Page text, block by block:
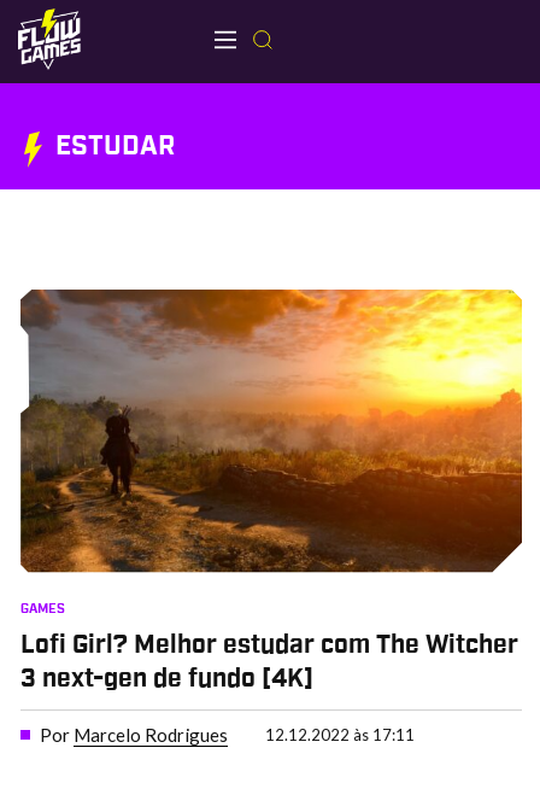
ESTUDAR
GAMES
Lofi Girl? Melhor estudar com The Witcher
3 next-gen de fundo [4K]
Por Marcelo Rodrigues 12.12.2022 às 17:11